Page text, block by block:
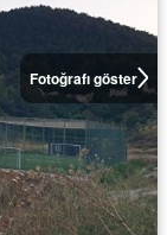
Fotoğrafı göster